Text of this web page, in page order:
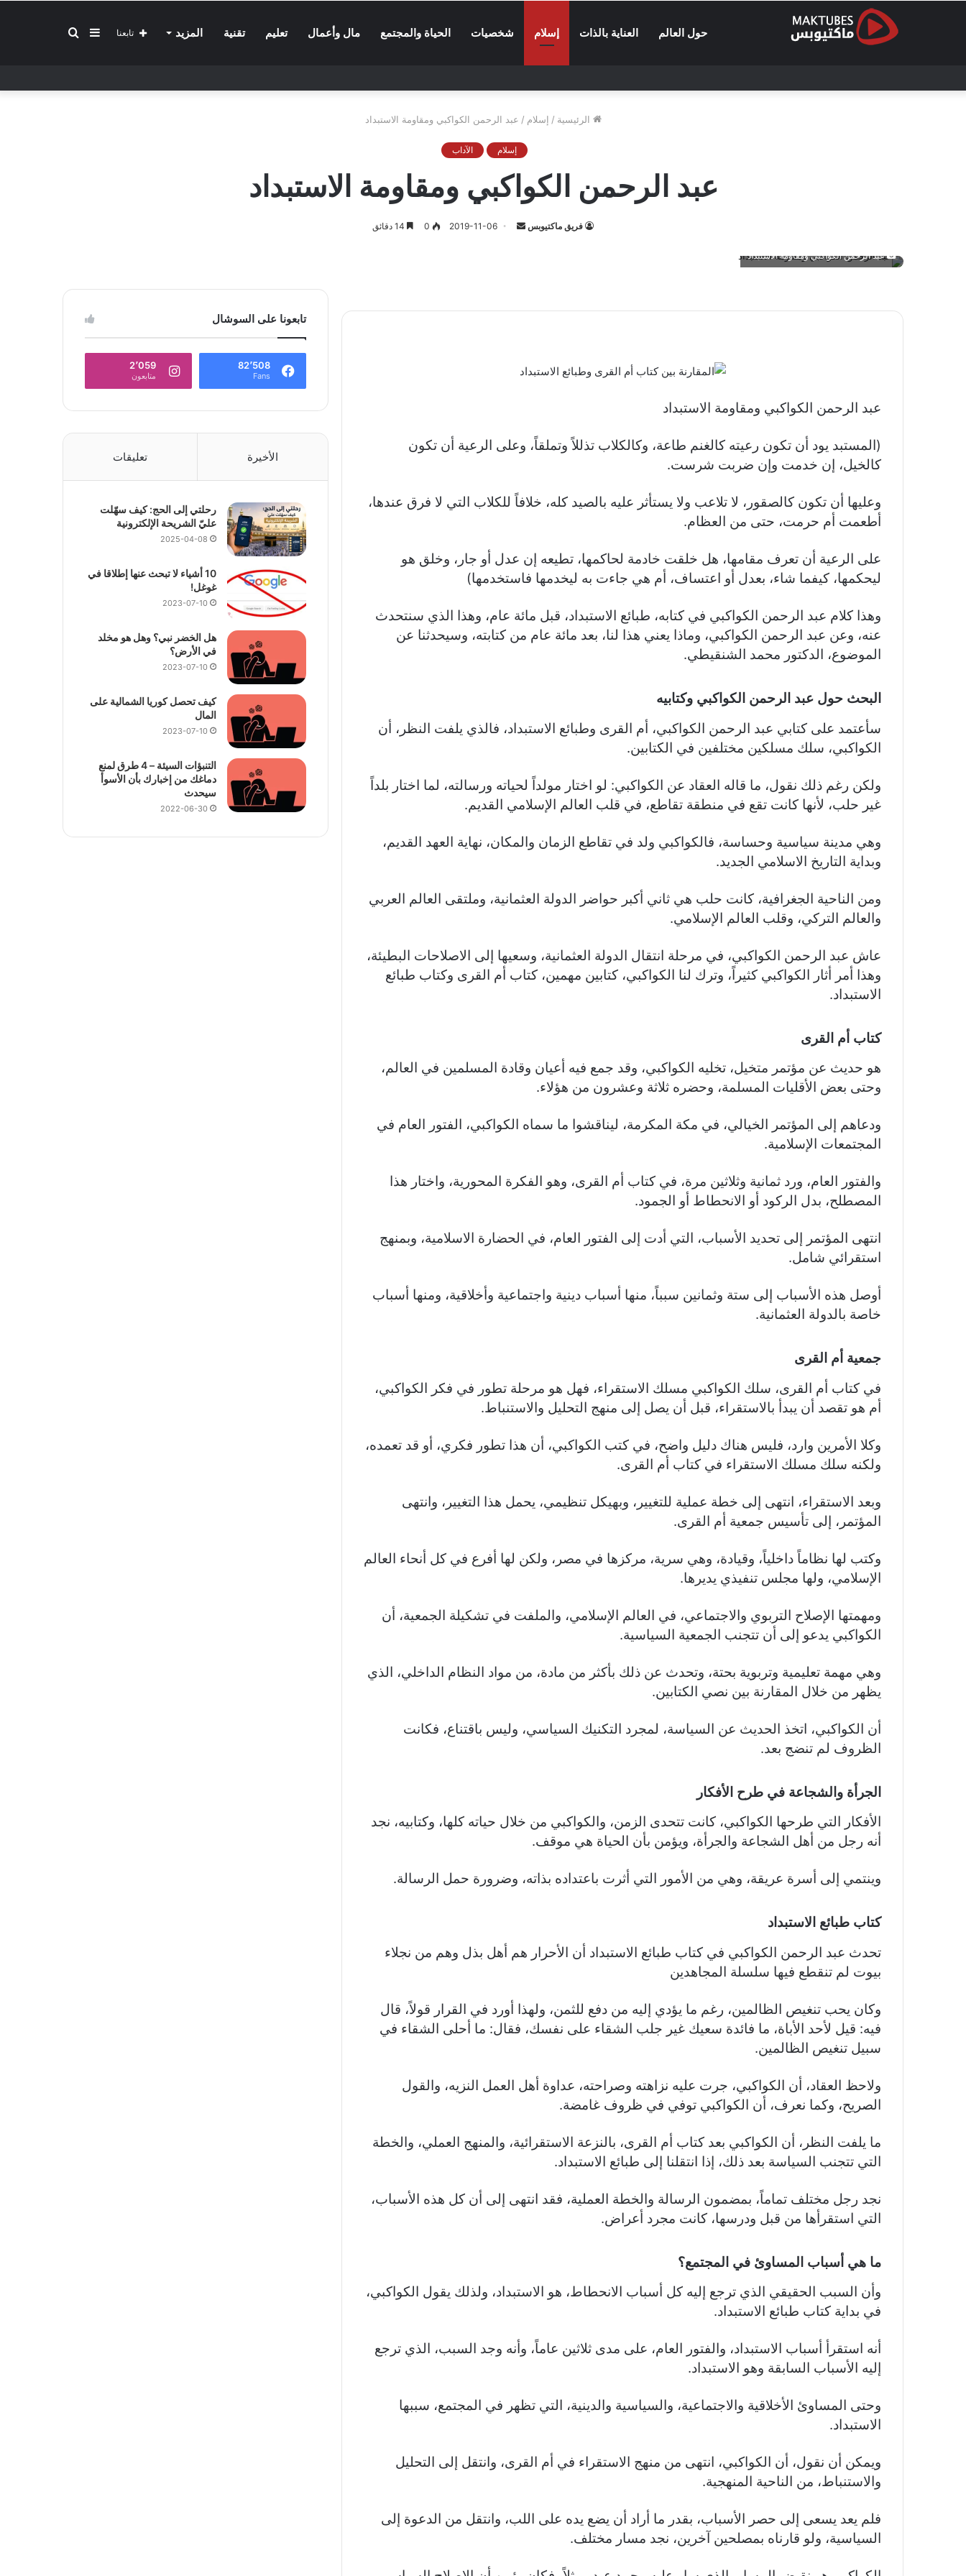
حول العالم العناية بالذات إسلام شخصيات الحياة والمجتمع مال وأعمال تعليم تقنية المزيد بحثإضافة تابعنا
الرئيسية / إسلام / عبد الرحمن الكواكبي ومقاومة الاستبداد
إسلام الآداب
عبد الرحمن الكواكبي ومقاومة الاستبداد
فريق ماكتيوبس
أرسل 2019-11-06
0
عبد الرحمن الكواكبي ومقاومة الاستبداد
عبد الرحمن الكواكبي ومقاومة الاستبداد
(المستبد يود أن تكون رعيته كالغنم طاعة، وكالكلاب تذللاً وتملقاً، وعلى الرعية أن تكون
كالخيل، إن خدمت وإن ضربت شرست.
وعليها أن تكون كالصقور، لا تلاعب ولا يستأثر عليه بالصيد كله، خلافاً للكلاب التي لا فرق عندها،
أطعمت أم حرمت، حتى من العظام.
على الرعية أن تعرف مقامها، هل خلقت خادمة لحاكمها، تطيعه إن عدل أو جار، وخلق هو
ليحكمها، كيفما شاء، بعدل أو اعتساف، أم هي جاءت به ليخدمها فاستخدمها)
وهذا كلام عبد الرحمن الكواكبي في كتابه، طبائع الاستبداد، قبل مائة عام، وهذا الذي سنتحدث
عنه، وعن عبد الرحمن الكواكبي، وماذا يعني هذا لنا، بعد مائة عام من كتابته، وسيحدثنا عن
الموضوع، الدكتور محمد الشنقيطي.
البحث حول عبد الرحمن الكواكبي وكتابيه
سأعتمد على كتابي عبد الرحمن الكواكبي، أم القرى وطبائع الاستبداد، فالذي يلفت النظر، أن
الكواكبي، سلك مسلكين مختلفين في الكتابين.
ولكن رغم ذلك نقول، ما قاله العقاد عن الكواكبي: لو اختار مولداً لحياته ورسالته، لما اختار بلداً
غير حلب، لأنها كانت تقع في منطقة تقاطع، في قلب العالم الإسلامي القديم.
وهي مدينة سياسية وحساسة، فالكواكبي ولد في تقاطع الزمان والمكان، نهاية العهد القديم،
وبداية التاريخ الاسلامي الجديد.
ومن الناحية الجغرافية، كانت حلب هي ثاني أكبر حواضر الدولة العثمانية، وملتقى العالم العربي
والعالم التركي، وقلب العالم الإسلامي.
عاش عبد الرحمن الكواكبي، في مرحلة انتقال الدولة العثمانية، وسعيها إلى الاصلاحات البطيئة،
وهذا أمر أثار الكواكبي كثيراً، وترك لنا الكواكبي، كتابين مهمين، كتاب أم القرى وكتاب طبائع
الاستبداد.
كتاب أم القرى
هو حديث عن مؤتمر متخيل، تخليه الكواكبي، وقد جمع فيه أعيان وقادة المسلمين في العالم،
وحتى بعض الأقليات المسلمة، وحضره ثلاثة وعشرون من هؤلاء.
ودعاهم إلى المؤتمر الخيالي، في مكة المكرمة، ليناقشوا ما سماه الكواكبي، الفتور العام في
المجتمعات الإسلامية.
والفتور العام، ورد ثمانية وثلاثين مرة، في كتاب أم القرى، وهو الفكرة المحورية، واختار هذا
المصطلح، بدل الركود أو الانحطاط أو الجمود.
انتهى المؤتمر إلى تحديد الأسباب، التي أدت إلى الفتور العام، في الحضارة الاسلامية، وبمنهج
استقرائي شامل.
أوصل هذه الأسباب إلى ستة وثمانين سبباً، منها أسباب دينية واجتماعية وأخلاقية، ومنها أسباب
خاصة بالدولة العثمانية.
جمعية أم القرى
في كتاب أم القرى، سلك الكواكبي مسلك الاستقراء، فهل هو مرحلة تطور في فكر الكواكبي،
أم هو تقصد أن يبدأ بالاستقراء، قبل أن يصل إلى منهج التحليل والاستنباط.
وكلا الأمرين وارد، فليس هناك دليل واضح، في كتب الكواكبي، أن هذا تطور فكري، أو قد تعمده،
ولكنه سلك مسلك الاستقراء في كتاب أم القرى.
وبعد الاستقراء، انتهى إلى خطة عملية للتغيير، وبهيكل تنظيمي، يحمل هذا التغيير، وانتهى
المؤتمر، إلى تأسيس جمعية أم القرى.
وكتب لها نظاماً داخلياً، وقيادة، وهي سرية، مركزها في مصر، ولكن لها أفرع في كل أنحاء العالم
الإسلامي، ولها مجلس تنفيذي يديرها.
ومهمتها الإصلاح التربوي والاجتماعي، في العالم الإسلامي، والملفت في تشكيلة الجمعية، أن
الكواكبي يدعو إلى أن تتجنب الجمعية السياسية.
وهي مهمة تعليمية وتربوية بحتة، وتحدث عن ذلك بأكثر من مادة، من مواد النظام الداخلي، الذي
يظهر من خلال المقارنة بين نصي الكتابين.
أن الكواكبي، اتخذ الحديث عن السياسة، لمجرد التكنيك السياسي، وليس باقتناع، فكانت
الظروف لم تنضج بعد.
الجرأة والشجاعة في طرح الأفكار
الأفكار التي طرحها الكواكبي، كانت تتحدى الزمن، والكواكبي من خلال حياته كلها، وكتابيه، نجد
أنه رجل من أهل الشجاعة والجرأة، ويؤمن بأن الحياة هي موقف.
وينتمي إلى أسرة عريقة، وهي من الأمور التي أثرت باعتداده بذاته، وضرورة حمل الرسالة.
كتاب طبائع الاستبداد
تحدث عبد الرحمن الكواكبي في كتاب طبائع الاستبداد أن الأحرار هم أهل بذل وهم من نجلاء
بيوت لم تنقطع فيها سلسلة المجاهدين
وكان يحب تنغيص الظالمين، رغم ما يؤدي إليه من دفع للثمن، ولهذا أورد في القرار قولاً، قال
فيه: قيل لأحد الأباة، ما فائدة سعيك غير جلب الشقاء على نفسك، فقال: ما أحلى الشقاء في
سبيل تنغيص الظالمين.
ولاحظ العقاد، أن الكواكبي، جرت عليه نزاهته وصراحته، عداوة أهل العمل النزيه، والقول
الصريح، وكما نعرف، أن الكواكبي توفي في ظروف غامضة.
ما يلفت النظر، أن الكواكبي بعد كتاب أم القرى، بالنزعة الاستقرائية، والمنهج العملي، والخطة
التي تتجنب السياسة بعد ذلك، إذا انتقلنا إلى طبائع الاستبداد.
نجد رجل مختلف تماماً، بمضمون الرسالة والخطة العملية، فقد انتهى إلى أن كل هذه الأسباب،
التي استقرأها من قبل ودرسها، كانت مجرد أعراض.
ما هي أسباب المساوئ في المجتمع؟
وأن السبب الحقيقي الذي ترجع إليه كل أسباب الانحطاط، هو الاستبداد، ولذلك يقول الكواكبي،
في بداية كتاب طبائع الاستبداد.
أنه استقرأ أسباب الاستبداد، والفتور العام، على مدى ثلاثين عاماً، وأنه وجد السبب، الذي ترجع
إليه الأسباب السابقة وهو الاستبداد.
وحتى المساوئ الأخلاقية والاجتماعية، والسياسية والدينية، التي تظهر في المجتمع، سببها
الاستبداد.
ويمكن أن نقول، أن الكواكبي، انتهى من منهج الاستقراء في أم القرى، وانتقل إلى التحليل
والاستنباط، من الناحية المنهجية.
فلم يعد يسعى إلى حصر الأسباب، بقدر ما أراد أن يضع يده على اللب، وانتقل من الدعوة إلى
السياسية، ولو قارناه بمصلحين آخرين، نجد مسار مختلف.
تابعونا على السوشال
82٬508
Fans
2٬059
متابعون
الأخيرة تعليقات
رحلتي إلى الحج: كيف سهّلت
عليّ الشريحة الإلكترونية
2025-04-08
10 أشياء لا تبحث عنها إطلاقا في
غوغل!
2023-07-10
هل الخضر نبي؟ وهل هو مخلد
في الأرض؟
2023-07-10
كيف تحصل كوريا الشمالية على
المال
2023-07-10
التنبؤات السيئة – 4 طرق لمنع
دماغك من إخبارك بأن الأسوأ
سيحدث
2022-06-30